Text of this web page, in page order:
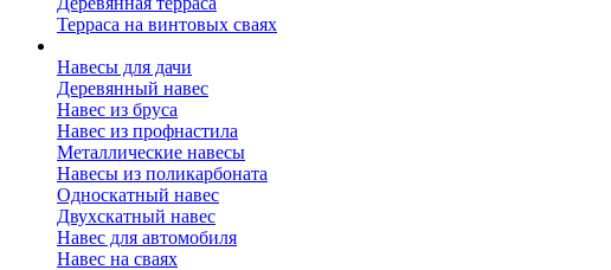
Терраса на винтовых сваях
Навесы для дачи
Деревянный навес
Навес из бруса
Навес из профнастила
Металлические навесы
Навесы из поликарбоната
Односкатный навес
Двухскатный навес
Навес для автомобиля
Навес на сваях